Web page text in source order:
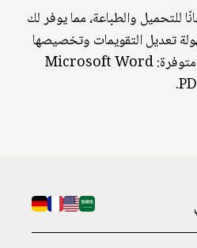
للتحميل والطباعة، مما يوفر لك
تعديل التقويمات وتخصيصها
لتناسب احتياجاتك. بصيغ متوفرة: Microsoft Word